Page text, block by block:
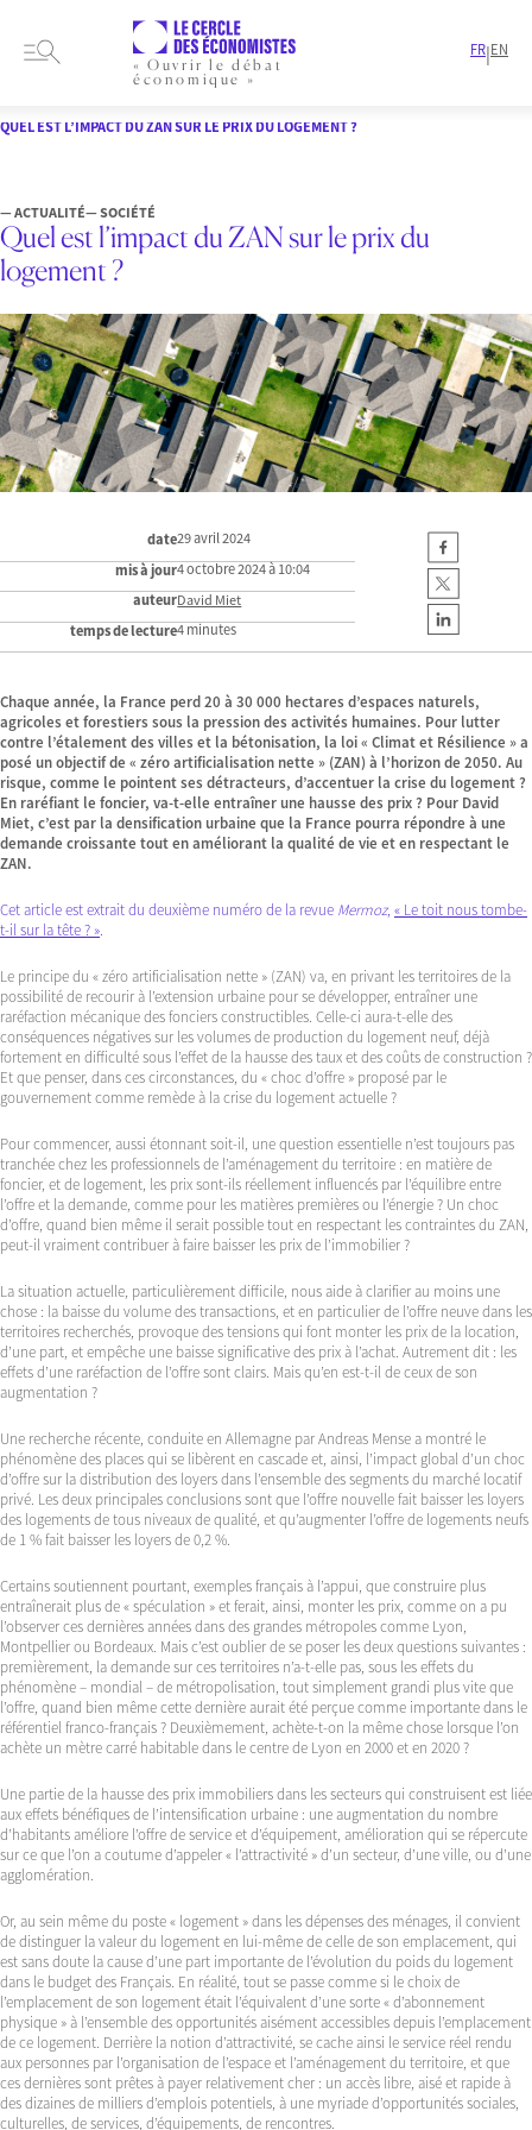
« Ouvrir le débat
économique »
FR|EN
QUEL EST L’IMPACT DU ZAN SUR LE PRIX DU LOGEMENT ?
— ACTUALITÉ— SOCIÉTÉ
Quel est l’impact du ZAN sur le prix du
logement ?
date29 avril 2024
mis à jour4 octobre 2024 à 10:04
auteurDavid Miet
temps de lecture4 minutes
Chaque année, la France perd 20 à 30 000 hectares d’espaces naturels,
agricoles et forestiers sous la pression des activités humaines. Pour lutter
contre l’étalement des villes et la bétonisation, la loi « Climat et Résilience » a
posé un objectif de « zéro artificialisation nette » (ZAN) à l’horizon de 2050. Au
risque, comme le pointent ses détracteurs, d’accentuer la crise du logement ?
En raréfiant le foncier, va-t-elle entraîner une hausse des prix ? Pour David
Miet, c’est par la densification urbaine que la France pourra répondre à une
demande croissante tout en améliorant la qualité de vie et en respectant le
ZAN.
Cet article est extrait du deuxième numéro de la revue Mermoz, « Le toit nous tombe-
t-il sur la tête ? ».
Le principe du « zéro artificialisation nette » (ZAN) va, en privant les territoires de la
possibilité de recourir à l’extension urbaine pour se développer, entraîner une
raréfaction mécanique des fonciers constructibles. Celle-ci aura-t-elle des
conséquences négatives sur les volumes de production du logement neuf, déjà
fortement en difficulté sous l’effet de la hausse des taux et des coûts de construction ?
Et que penser, dans ces circonstances, du « choc d’offre » proposé par le
gouvernement comme remède à la crise du logement actuelle ?
Pour commencer, aussi étonnant soit-il, une question essentielle n’est toujours pas
tranchée chez les professionnels de l’aménagement du territoire : en matière de
foncier, et de logement, les prix sont-ils réellement influencés par l’équilibre entre
l’offre et la demande, comme pour les matières premières ou l’énergie ? Un choc
d’offre, quand bien même il serait possible tout en respectant les contraintes du ZAN,
peut-il vraiment contribuer à faire baisser les prix de l’immobilier ?
La situation actuelle, particulièrement difficile, nous aide à clarifier au moins une
chose : la baisse du volume des transactions, et en particulier de l’offre neuve dans les
territoires recherchés, provoque des tensions qui font monter les prix de la location,
d’une part, et empêche une baisse significative des prix à l’achat. Autrement dit : les
effets d’une raréfaction de l’offre sont clairs. Mais qu’en est-t-il de ceux de son
augmentation ?
Une recherche récente, conduite en Allemagne par Andreas Mense a montré le
phénomène des places qui se libèrent en cascade et, ainsi, l’impact global d’un choc
d’offre sur la distribution des loyers dans l’ensemble des segments du marché locatif
privé. Les deux principales conclusions sont que l’offre nouvelle fait baisser les loyers
des logements de tous niveaux de qualité, et qu’augmenter l’offre de logements neufs
de 1 % fait baisser les loyers de 0,2 %.
Certains soutiennent pourtant, exemples français à l’appui, que construire plus
entraînerait plus de « spéculation » et ferait, ainsi, monter les prix, comme on a pu
l’observer ces dernières années dans des grandes métropoles comme Lyon,
Montpellier ou Bordeaux. Mais c’est oublier de se poser les deux questions suivantes :
premièrement, la demande sur ces territoires n’a-t-elle pas, sous les effets du
phénomène – mondial – de métropolisation, tout simplement grandi plus vite que
l’offre, quand bien même cette dernière aurait été perçue comme importante dans le
référentiel franco-français ? Deuxièmement, achète-t-on la même chose lorsque l’on
achète un mètre carré habitable dans le centre de Lyon en 2000 et en 2020 ?
Une partie de la hausse des prix immobiliers dans les secteurs qui construisent est liée
aux effets bénéfiques de l’intensification urbaine : une augmentation du nombre
d’habitants améliore l’offre de service et d’équipement, amélioration qui se répercute
sur ce que l’on a coutume d’appeler « l’attractivité » d’un secteur, d’une ville, ou d’une
agglomération.
Or, au sein même du poste « logement » dans les dépenses des ménages, il convient
de distinguer la valeur du logement en lui-même de celle de son emplacement, qui
est sans doute la cause d’une part importante de l’évolution du poids du logement
dans le budget des Français. En réalité, tout se passe comme si le choix de
l’emplacement de son logement était l’équivalent d’une sorte « d’abonnement
physique » à l’ensemble des opportunités aisément accessibles depuis l’emplacement
de ce logement. Derrière la notion d’attractivité, se cache ainsi le service réel rendu
aux personnes par l’organisation de l’espace et l’aménagement du territoire, et que
ces dernières sont prêtes à payer relativement cher : un accès libre, aisé et rapide à
des dizaines de milliers d’emplois potentiels, à une myriade d’opportunités sociales,
culturelles, de services, d’équipements, de rencontres.